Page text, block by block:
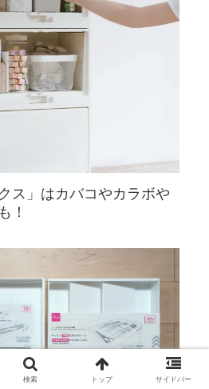
ス」はカバコやカラボや
！
検索 トップ サイドバー